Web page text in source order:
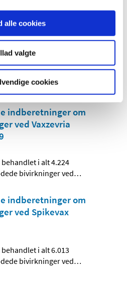
alle cookies
valgte
cookies
indberetninger om
ved COVID-19 Vaccine
uge 49
om formodede
indberetninger om
ved Vaxzevria
i alt 4.224
bivirkninger ved…
indberetninger om
ved Spikevax
i alt 6.013
bivirkninger ved…